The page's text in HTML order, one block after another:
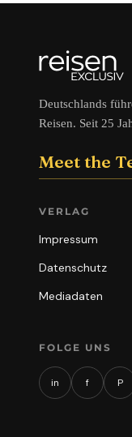
Deutschlands
Reisen. Seit 25
Meet the
VERLAG
Impressum
Datenschutz
Mediadaten
FOLGE UNS
in f P